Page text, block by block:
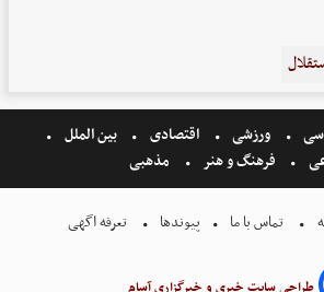
ورزشی اقتصادی
بین الملل
فرهنگ و هنر مذهبی
تماس با ما پیوندها تعرفه اگهی